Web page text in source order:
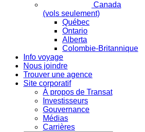
Canada
(vols seulement)
Québec
Ontario
Alberta
Colombie-Britannique
Info voyage
Nous joindre
Trouver une agence
Site corporatif
À propos de Transat
Investisseurs
Gouvernance
Médias
Carrières